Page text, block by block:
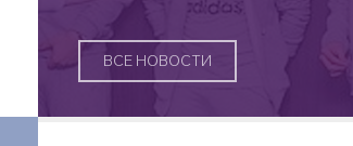
ВСЕ НОВОСТИ